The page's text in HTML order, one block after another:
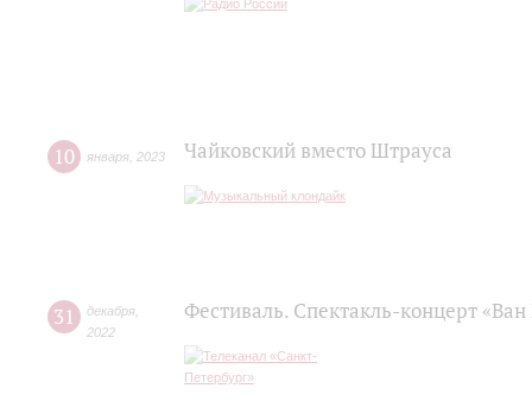
10 января 2023 Чайковский вместо Штрауса
31 декабря
2022
Фестиваль. Спектакль-концерт «Ван